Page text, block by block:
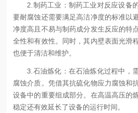
2.制药工业：制药工业对反应设备
要耐腐蚀还需要满足高洁净度的标准以
净度高且不易与制药成分发生反应的特
全性和有效性。同时，其内壁表面光滑
也便于清洁和维护。
3.石油炼化：在石油炼化过程中，
腐蚀介质。凭借其抗硫化物应力腐蚀和
设备中的重要组成部分。在高温高压的
稳定还有效延长了设备的运行时间。